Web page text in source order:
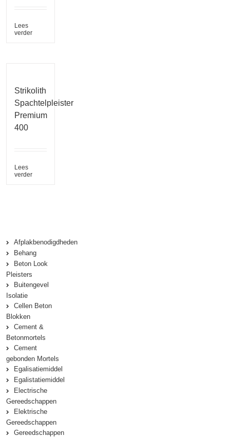
Lees
verder
Strikolith
Spachtelpleister
Premium
400
Lees
verder
Afplakbenodigdheden
Behang
Beton Look
Pleisters
Buitengevel
Isolatie
Cellen Beton
Blokken
Cement &
Betonmortels
Cement
gebonden Mortels
Egalisatiemiddel
Egalistatiemiddel
Electrische
Gereedschappen
Elektrische
Gereedschappen
Gereedschappen